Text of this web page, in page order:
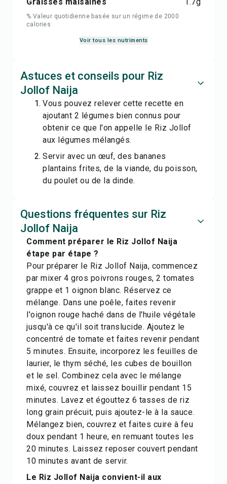
% Valeur quotidienne basée sur un régime de 2000
calories
Voir tous les nutriments
Astuces et conseils pour Riz
Jollof Naija
Vous pouvez relever cette recette en
ajoutant 2 légumes bien connus pour
obtenir ce que l'on appelle le Riz Jollof
aux légumes mélangés.
Servir avec un œuf, des bananes
plantains frites, de la viande, du poisson,
du poulet ou de la dinde.
Questions fréquentes sur Riz
Jollof Naija
Comment préparer le Riz Jollof Naija
étape par étape ?
Pour préparer le Riz Jollof Naija, commencez
par mixer 4 gros poivrons rouges, 2 tomates
grappe et 1 oignon blanc. Réservez ce
mélange. Dans une poêle, faites revenir
l'oignon rouge haché dans de l'huile végétale
jusqu'à ce qu'il soit translucide. Ajoutez le
concentré de tomate et faites revenir pendant
5 minutes. Ensuite, incorporez les feuilles de
laurier, le thym séché, les cubes de bouillon
et le sel. Combinez cela avec le mélange
mixé, couvrez et laissez bouillir pendant 15
minutes. Lavez et égouttez 6 tasses de riz
long grain précuit, puis ajoutez-le à la sauce.
Mélangez bien, couvrez et faites cuire à feu
doux pendant 1 heure, en remuant toutes les
20 minutes. Laissez reposer couvert pendant
10 minutes avant de servir.
Le Riz Jollof Naija convient-il aux